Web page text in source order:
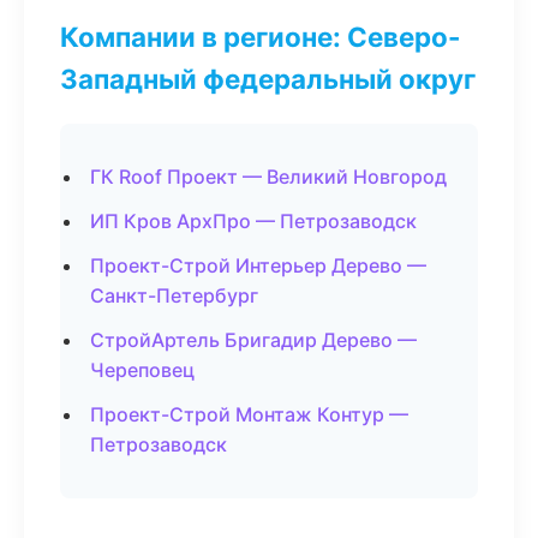
Компании в регионе: Северо-
Западный федеральный округ
ГК Roof Проект — Великий Новгород
ИП Кров АрхПро — Петрозаводск
Проект-Строй Интерьер Дерево —
Санкт-Петербург
СтройАртель Бригадир Дерево —
Череповец
Проект-Строй Монтаж Контур —
Петрозаводск